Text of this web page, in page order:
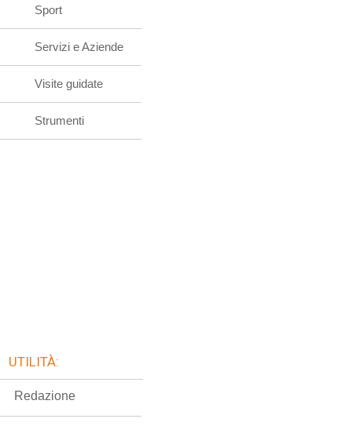
Sport
Servizi e Aziende
Visite guidate
Strumenti
UTILITÀ:
Redazione